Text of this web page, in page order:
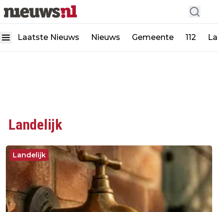
Laatste Nieuws Nieuws Gemeente 112
Landelijk
Landelijk